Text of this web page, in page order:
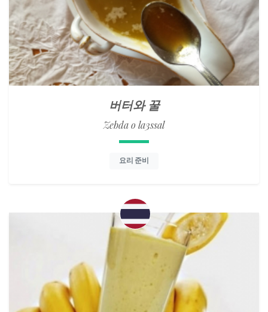
버터와 꿀
Zebda o la3ssal
요리 준비